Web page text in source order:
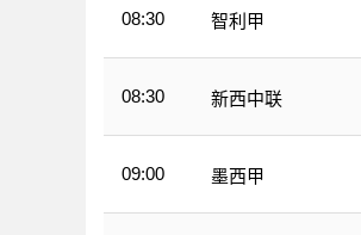
08:30 智利甲
08:30 新西中联
09:00 墨西甲